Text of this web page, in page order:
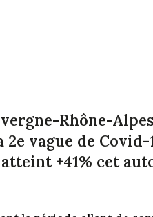
Rhône-
2e vague de
+41% cet